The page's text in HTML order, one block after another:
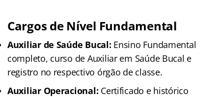
Cargos de Nível Fundamental
Auxiliar de Saúde Bucal: Ensino Fundamental
completo, curso de Auxiliar em Saúde Bucal e
registro no respectivo órgão de classe.
Auxiliar Operacional: Certificado e histórico